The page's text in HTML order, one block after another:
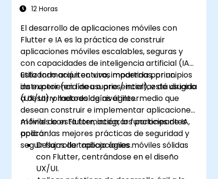
12 Horas
El desarrollo de aplicaciones móviles con
Flutter e IA es la práctica de construir
aplicaciones móviles escalables, seguras y
con capacidades de inteligencia artificial (IA),
utilizando arquitecturas modernas, principios
de experiencia de usuario / interfaz de usuario
(UX/UI) y metodologías ágiles.
Esta formación en vivo, impartida por un
instructor (en línea o presencial), está dirigida
a desarrolladores de nivel intermedio que
desean construir e implementar aplicaciones
móviles con Flutter, integrar funciones de IA,
aplicar las mejores prácticas de seguridad y
seguir flujos de trabajo ágiles.
Al final de esta formación, los participantes
podrán:
Desarrollar aplicaciones móviles sólidas
con Flutter, centrándose en el diseño
UX/UI.